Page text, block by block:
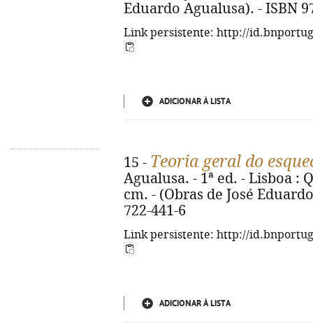
Eduardo Agualusa). - ISBN
Link persistente: http://
ADICIONAR À LISTA
15 - Teoria geral do
Agualusa. - 1ª ed. - Lisboa :
cm. - (Obras de José
722-441-6
Link persistente: http://
ADICIONAR À LISTA